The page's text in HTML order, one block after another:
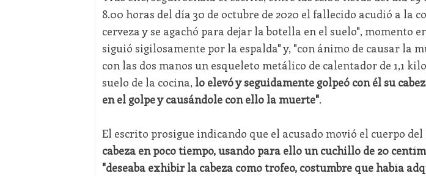
8.00 horas del día 30 de octubre de 2020 el fallecido acudió a la
cerveza y se agachó para dejar la botella en el suelo", momento
siguió sigilosamente por la espalda" y, "con ánimo de causar la
con las dos manos un esqueleto metálico de calentador de 1,1
suelo de la cocina, lo elevó y seguidamente golpeó con él su
en el golpe y causándole con ello la muerte".
El escrito prosigue indicando que el acusado movió el cuerpo
cabeza en poco tiempo, usando para ello un cuchillo de 20
"deseaba exhibir la cabeza como trofeo, costumbre que había